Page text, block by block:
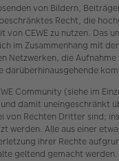
von Bildern,
Recht, die
von CEWE zu nutzen.
im Zusammenhang mit
Netzwerken, die
darüberhinausgehende
Community (siehe im
damit uneingeschränkt
Rechten Dritter sind;
werden. Alle aus einer
ihrer Rechte
geltend gemacht werden.